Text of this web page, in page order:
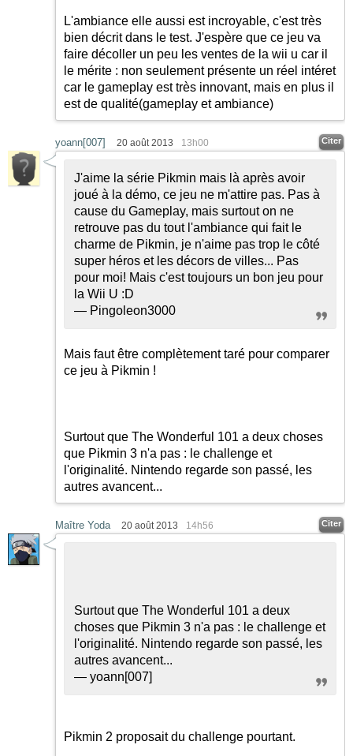
L'ambiance elle aussi est incroyable, c'est très
bien décrit dans le test. J'espère que ce jeu va
faire décoller un peu les ventes de la wii u car il
le mérite : non seulement présente un réel intéret
car le gameplay est très innovant, mais en plus il
est de qualité(gameplay et ambiance)
yoann[007] 20 août 2013 13h00 Citer
J'aime la série Pikmin mais là après avoir
joué à la démo, ce jeu ne m'attire pas. Pas à
cause du Gameplay, mais surtout on ne
retrouve pas du tout l'ambiance qui fait le
charme de Pikmin, je n'aime pas trop le côté
super héros et les décors de villes... Pas
pour moi! Mais c'est toujours un bon jeu pour
la Wii U :D
— Pingoleon3000
Mais faut être complètement taré pour comparer
ce jeu à Pikmin !
Surtout que The Wonderful 101 a deux choses
que Pikmin 3 n'a pas : le challenge et
l'originalité. Nintendo regarde son passé, les
autres avancent...
Maître Yoda 20 août 2013 14h56 Citer
Surtout que The Wonderful 101 a deux
choses que Pikmin 3 n'a pas : le challenge et
l'originalité. Nintendo regarde son passé, les
autres avancent...
— yoann[007]
Pikmin 2 proposait du challenge pourtant.